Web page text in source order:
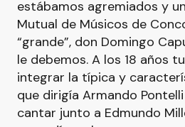
estábamos agremiados y
Mutual de Músicos de
“grande”, don Domingo
le debemos. A los 18 años
integrar la típica y
que dirigía Armando
cantar junto a Edmundo